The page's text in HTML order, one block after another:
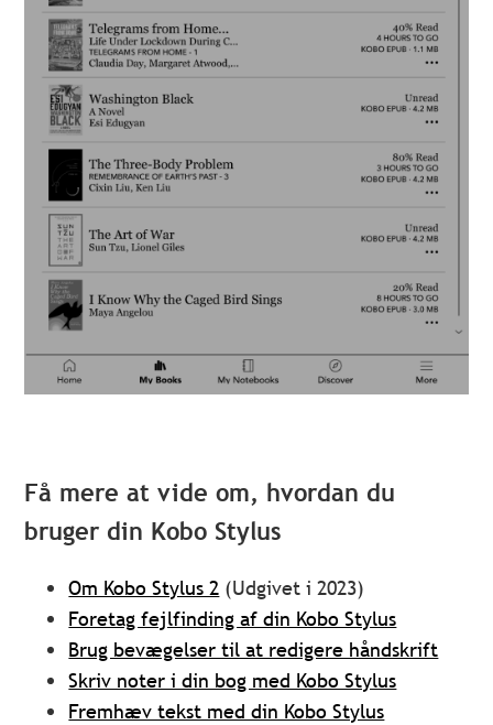
Få mere at vide om, hvordan du
bruger din Kobo Stylus
Om Kobo Stylus 2 (Udgivet i 2023)
Foretag fejlfinding af din Kobo Stylus
Brug bevægelser til at redigere håndskrift
Skriv noter i din bog med Kobo Stylus
Fremhæv tekst med din Kobo Stylus